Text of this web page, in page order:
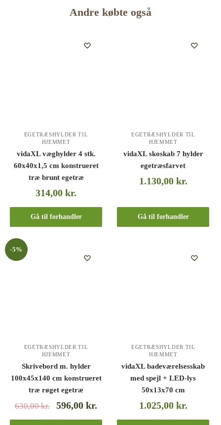
Andre købte også
EGETRÆSHYLDER TIL
HJEMMET
vidaXL væghylder 4 stk.
60x40x1,5 cm konstrueret
træ brunt egetræ
314,00kr.
Gå til forhandler
EGETRÆSHYLDER TIL
HJEMMET
vidaXL skoskab 7 hylder
egetræsfarvet
1.130,00 kr.
Gå til forhandler
-5%
EGETRÆSHYLDER TIL
HJEMMET
Skrivebord m. hylder
100x45x140 cm konstrueret
træ røget egetræ
630,00kr. 596,00kr.
EGETRÆSHYLDER TIL
HJEMMET
vidaXL badeværelsesskab
med spejl + LED-lys
50x13x70 cm
1.025,00 kr.